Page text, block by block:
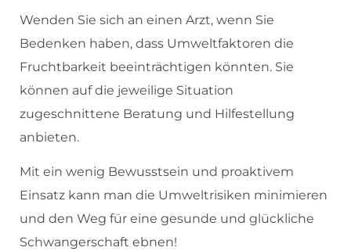
Wenden Sie sich an einen Arzt, wenn Sie
Bedenken haben, dass Umweltfaktoren die
Fruchtbarkeit beeinträchtigen könnten. Sie
können auf die jeweilige Situation
zugeschnittene Beratung und Hilfestellung
anbieten.
Mit ein wenig Bewusstsein und proaktivem
Einsatz kann man die Umweltrisiken minimieren
und den Weg für eine gesunde und glückliche
Schwangerschaft ebnen!